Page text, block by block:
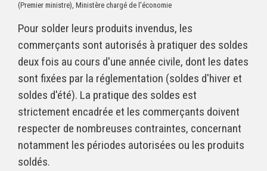
(Premier ministre), Ministère chargé de l'économie
Pour solder leurs produits invendus, les
commerçants sont autorisés à pratiquer des soldes
deux fois au cours d'une année civile, dont les dates
sont fixées par la réglementation (soldes d'hiver et
soldes d'été). La pratique des soldes est
strictement encadrée et les commerçants doivent
respecter de nombreuses contraintes, concernant
notamment les périodes autorisées ou les produits
soldés.